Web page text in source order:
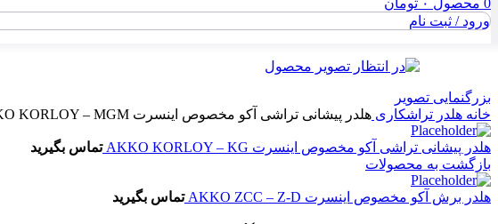
0 محصول ۰ تومان
ورود / ثبت نام
بزرگنمایی تصویر
خانه هلدر تراشکاری هلدر پیشانی تراشی آکو مخصوص اینسرت AKKO KORLOY – MGM
هلدر پیشانی تراشی آکو مخصوص اینسرت AKKO KORLOY – KG
تماس بگیرید
بازگشت به محصولات
هلدر برش آکو مخصوص اینسرت AKKO ZCC – Z-D تماس بگیرید